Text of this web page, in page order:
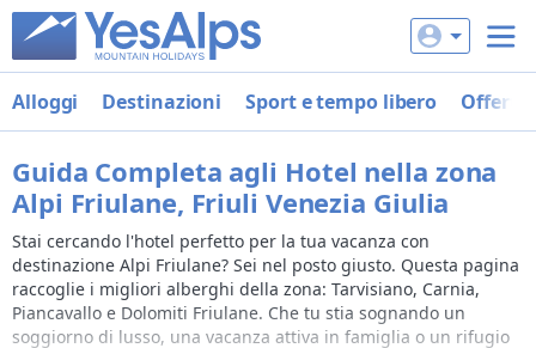
Alloggi Destinazioni Sport e tempo libero Offerte
Guida Completa agli Hotel nella zona
Alpi Friulane, Friuli Venezia Giulia
Stai cercando l'hotel perfetto per la tua vacanza con
destinazione Alpi Friulane? Sei nel posto giusto. Questa pagina
raccoglie i migliori alberghi della zona: Tarvisiano, Carnia,
Piancavallo e Dolomiti Friulane. Che tu stia sognando un
soggiorno di lusso, una vacanza attiva in famiglia o un rifugio